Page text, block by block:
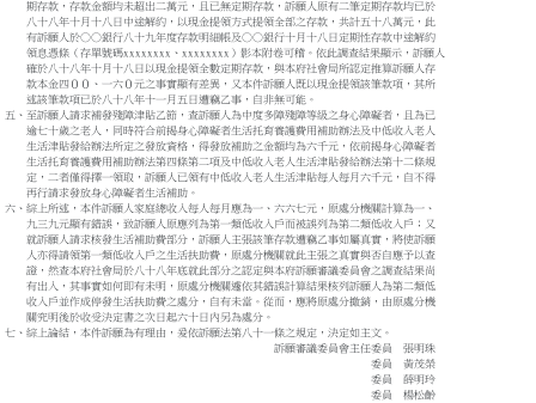
期存款，存款金額均未超出二萬元，且已無定期存款，訴願人原有二筆定期存款均已於
八十八年十月十八日中途解約，以現金提領方式提領全部之存款，共計五十八萬元，此
有訴願人於○○銀行八十九年度存款明細帳及○○銀行十月十八日定期性存款中途解約
領息憑條（存單號碼xxxxxxxx、xxxxxxxx）影本附卷可稽。依此調查結果顯示，訴願人
確於八十八年十月十八日以現金提領全數定期存款，與本府社會局所認定推算訴願人存
款本金四００、一六０元之事實顯有差異，又本件訴願人既以現金提領該筆款項，其所
述該筆款項已於八十八年十一月五日遭竊乙事，自非無可能。
五、至訴願人請求補發殘障津貼乙節，查訴願人為中度多障殘障等級之身心障礙者，且為已
逾七十歲之老人，同時符合前揭身心障礙者生活托育養護費用補助辦法及中低收入老人
生活津貼發給辦法所定之發放資格，得發放補助之金額均為六千元，依前揭身心障礙者
生活托育養護費用補助辦法第四條第二項及中低收入老人生活津貼發給辦法第十二條規
定，二者僅得擇一領取，訴願人已領有中低收入老人生活津貼每人每月六千元，自不得
再行請求發放身心障礙者生活補助。
六、綜上所述，本件訴願人家庭總收入每人每月應為一、六六七元，原處分機關計算為一、
九三九元顯有錯誤，致訴願人原應列為第一類低收入戶而被誤列為第二類低收入戶；又
就訴願人請求核發生活補助費部分，訴願人主張該筆存款遭竊乙事如屬真實，將使訴願
人亦得請領第一類低收入戶之生活扶助費，原處分機關就此主張之真實與否自應予以查
證，然查本府社會局於八十八年底就此部分之認定與本府訴願審議委員會之調查結果尚
有出入，其事實如何即有未明，原處分機關遽依其錯誤計算結果核列訴願人為第二類低
收入戶並作成停發生活扶助費之處分，自有未當。從而，應將原處分撤銷，由原處分機
關究明後於收受決定書之次日起六十日內另為處分。
七、綜上論結，本件訴願為有理由，爰依訴願法第八十一條之規定，決定如主文。
訴願審議委員會主任委員 張明珠
委員 黃茂榮
委員 薛明玲
委員 楊松齡